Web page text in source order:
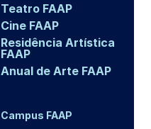
Teatro FAAP
Cine FAAP
Residência Artística
FAAP
Anual de Arte FAAP
Campus FAAP